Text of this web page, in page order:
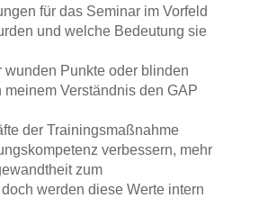
für das Seminar im Vorfeld
und welche Bedeutung sie
wunden Punkte oder blinden
meinem Verständnis den GAP
der Trainingsmaßnahme
verbessern, mehr
zum
werden diese Werte intern